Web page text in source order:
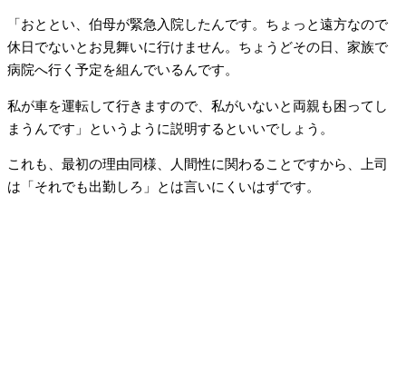
「おととい、伯母が緊急入院したんです。ちょっと遠方なので
休日でないとお見舞いに行けません。ちょうどその日、家族で
病院へ行く予定を組んでいるんです。
私が車を運転して行きますので、私がいないと両親も困ってし
まうんです」というように説明するといいでしょう。
これも、最初の理由同様、人間性に関わることですから、上司
は「それでも出勤しろ」とは言いにくいはずです。